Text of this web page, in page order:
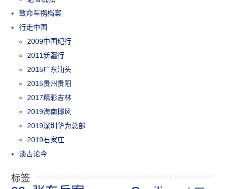
致命车祸档案
行走中国
2009中国纪行
2011新疆行
2015广东汕头
2015贵州贵阳
2017精彩吉林
2019海南椰风
2019深圳华为总部
2019石家庄
谈古论今
标签